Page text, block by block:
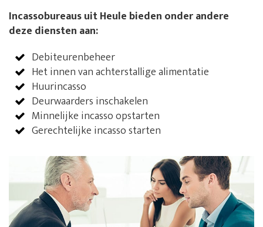
Incassobureaus uit Heule bieden onder andere
deze diensten aan:
Debiteurenbeheer
Het innen van achterstallige alimentatie
Huurincasso
Deurwaarders inschakelen
Minnelijke incasso opstarten
Gerechtelijke incasso starten